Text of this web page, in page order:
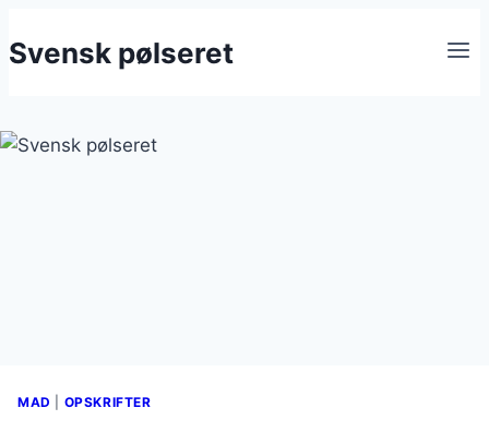
til
Svensk pølseret
MAD OPSKRIFTER